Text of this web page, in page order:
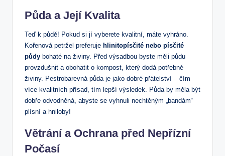
Půda a Její Kvalita
Teď k půdě! Pokud si jí vyberete kvalitní, máte vyhráno.
Kořenová petržel preferuje hlinitopísčité nebo písčité
půdy bohaté na živiny. Před výsadbou byste měli půdu
provzdušnit a obohatit o kompost, který dodá potřebné
živiny. Pestrobarevná půda je jako dobré přátelství – čím
více kvalitních přísad, tím lepší výsledek. Půda by měla být
dobře odvodněná, abyste se vyhnuli nechtěným „bandám“
plísní a hniloby!
Větrání a Ochrana před Nepřízní
Počasí